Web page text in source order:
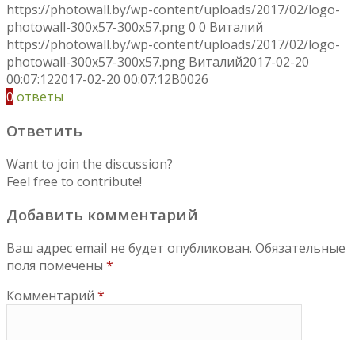
https://photowall.by/wp-content/uploads/2017/02/logo-
photowall-300x57-300x57.png0 0 Виталий
https://photowall.by/wp-content/uploads/2017/02/logo-
photowall-300x57-300x57.png Виталий2017-02-20
00:07:122017-02-20 00:07:12B0026
0 ответы
Ответить
Want to join the discussion?
Feel free to contribute!
Добавить комментарий
Ваш адрес email не будет опубликован. Обязательные
поля помечены *
Комментарий *